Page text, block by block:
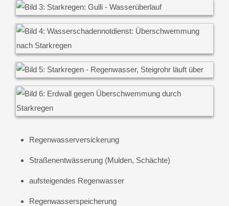
Regenwasserversickerung
Straßenentwässerung (Mulden, Schächte)
aufsteigendes Regenwasser
Regenwasserspeicherung